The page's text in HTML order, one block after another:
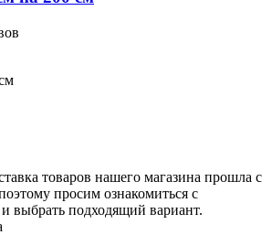
товаров нашего магазина прошла с
просим ознакомиться с
выбрать подходящий вариант.